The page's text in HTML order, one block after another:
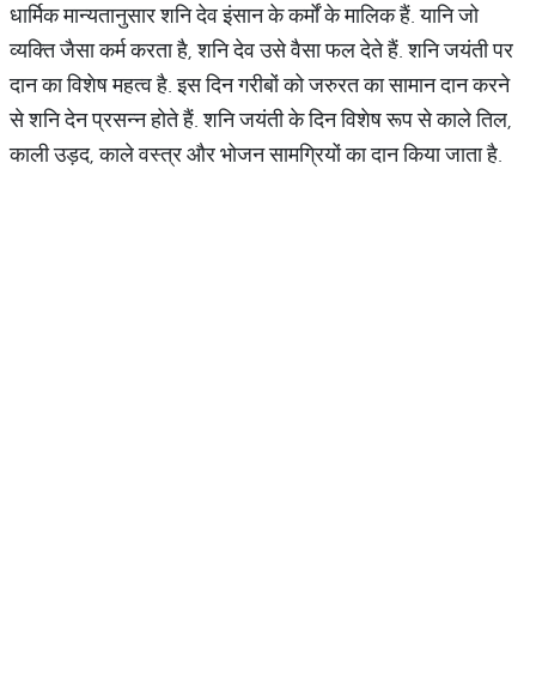
धार्मिक मान्यतानुसार शनि देव इंसान के कर्मों के मालिक हैं. यानि जो
व्यक्ति जैसा कर्म करता है, शनि देव उसे वैसा फल देते हैं. शनि जयंती पर
दान का विशेष महत्व है. इस दिन गरीबों को जरुरत का सामान दान करने
से शनि देन प्रसन्न होते हैं. शनि जयंती के दिन विशेष रूप से काले तिल,
काली उड़द, काले वस्त्र और भोजन सामग्रियों का दान किया जाता है.